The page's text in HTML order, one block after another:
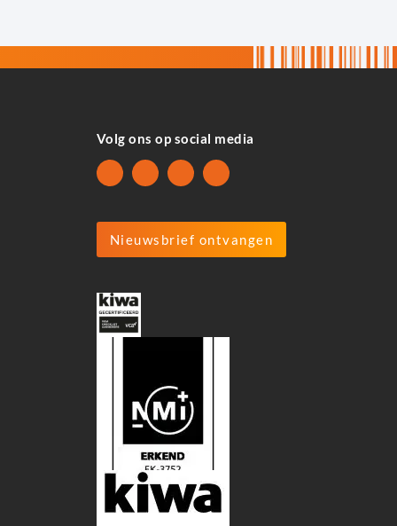
Volg ons op social media
Nieuwsbrief ontvangen